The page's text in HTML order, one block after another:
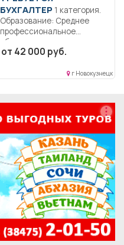
БУХГАЛТЕР
Образование: Среднее
профессиональное
образование..
Формирование строк
от 42 000 руб.
г Новокузнецк